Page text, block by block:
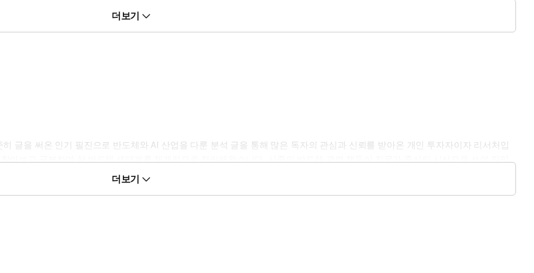
더보기
글을 써온 인기 필진으로 반도체와 AI 산업을 다룬 분석 글을 통해 많은 독자의 관심과 신뢰를 받아온 개인 투자자이자 리서처입
아보고 공부하며 AI 반도체 생태계를 체계적으로 정리해왔습니다. 시중의 반도체 관련 책들이 전문가 중심의 시선으로 쓰여 진입
도체 이야기를 직접 쓰기 시작했습니다. 앞으로도 눈높이를 낮춘 시선으로 시장과 산업의 흐름을 쉽게 풀어내는 글을 이어갈 예정
더보기